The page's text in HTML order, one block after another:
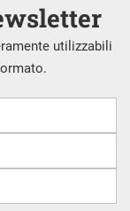
utilizzabili